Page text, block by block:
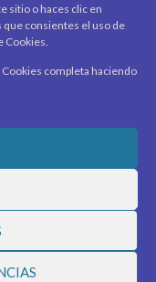
sitio o haces clic en
consientes el uso de
Cookies.
completa haciendo
al día con
tu correo.